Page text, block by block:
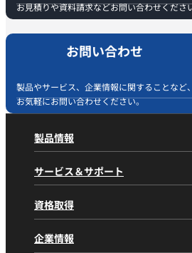
お見積りや資料請求などお問い合わせくださ
お問い合わせ
製品やサービス、企業情報に関することなど、
お気軽にお問い合わせください。
製品情報
製品情報トップページ
製品カテゴリから探す
油圧ショベル 標準機
油圧ショベル 小旋回
林業機械
サービス＆サポート
サービス＆サポート
アフターサービスの取り組み
住友の取り組み
資格取得
資格取得
企業情報